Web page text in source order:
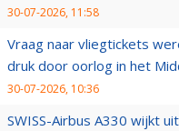
30-07-2026, 11:58
Vraag naar vliegtickets
druk door oorlog in het
30-07-2026, 10:36
SWISS-Airbus A330 wijkt